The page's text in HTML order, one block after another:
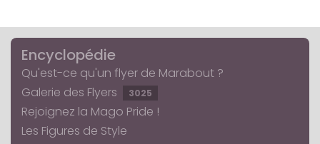
Encyclopédie
Qu'est-ce qu'un flyer de Marabout ?
Galerie des Flyers
3025
Rejoignez la Mago Pride !
Les Figures de Style